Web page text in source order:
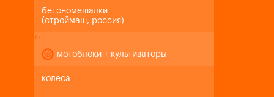
бетономешалки
(строймаш, россия)
+-
мотоблоки + культиваторы
колеса